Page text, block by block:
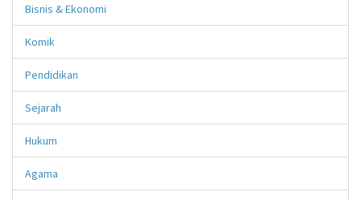
Bisnis & Ekonomi
Komik
Pendidikan
Sejarah
Hukum
Agama